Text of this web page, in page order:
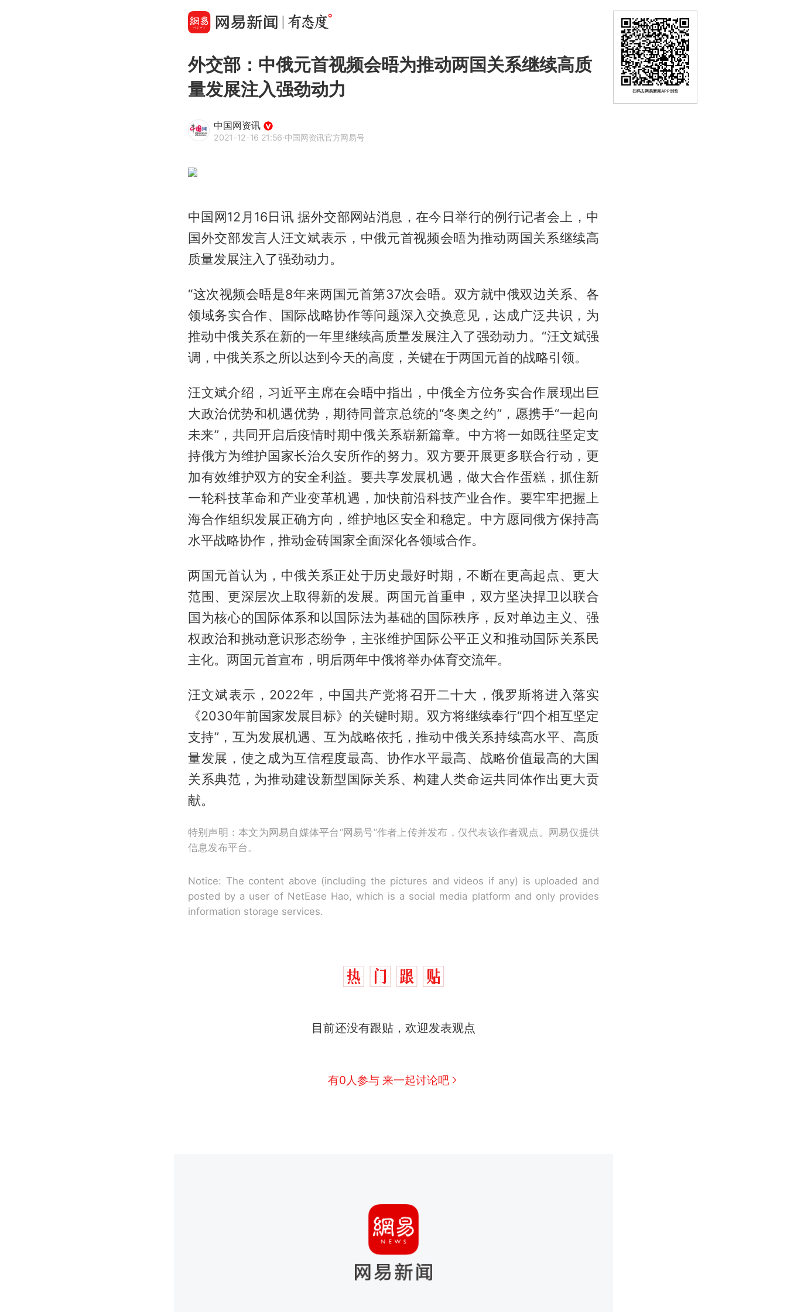
外交部：中俄元首视频会晤为推动两国关系继续高质
量发展注入强劲动力
中国网资讯
2021-12-16 21:56·中国网资讯官方网易号
中国网12月16日讯 据外交部网站消息，在今日举行的例行记者会上，中
国外交部发言人汪文斌表示，中俄元首视频会晤为推动两国关系继续高
质量发展注入了强劲动力。
“这次视频会晤是8年来两国元首第37次会晤。双方就中俄双边关系、各
领域务实合作、国际战略协作等问题深入交换意见，达成广泛共识，为
推动中俄关系在新的一年里继续高质量发展注入了强劲动力。“汪文斌强
调，中俄关系之所以达到今天的高度，关键在于两国元首的战略引领。
汪文斌介绍，习近平主席在会晤中指出，中俄全方位务实合作展现出巨
大政治优势和机遇优势，期待同普京总统的“冬奥之约”，愿携手“一起向
未来”，共同开启后疫情时期中俄关系崭新篇章。中方将一如既往坚定支
持俄方为维护国家长治久安所作的努力。双方要开展更多联合行动，更
加有效维护双方的安全利益。要共享发展机遇，做大合作蛋糕，抓住新
一轮科技革命和产业变革机遇，加快前沿科技产业合作。要牢牢把握上
海合作组织发展正确方向，维护地区安全和稳定。中方愿同俄方保持高
水平战略协作，推动金砖国家全面深化各领域合作。
两国元首认为，中俄关系正处于历史最好时期，不断在更高起点、更大
范围、更深层次上取得新的发展。两国元首重申，双方坚决捍卫以联合
国为核心的国际体系和以国际法为基础的国际秩序，反对单边主义、强
权政治和挑动意识形态纷争，主张维护国际公平正义和推动国际关系民
主化。两国元首宣布，明后两年中俄将举办体育交流年。
汪文斌表示，2022年，中国共产党将召开二十大，俄罗斯将进入落实
《2030年前国家发展目标》的关键时期。双方将继续奉行“四个相互坚定
支持”，互为发展机遇、互为战略依托，推动中俄关系持续高水平、高质
量发展，使之成为互信程度最高、协作水平最高、战略价值最高的大国
关系典范，为推动建设新型国际关系、构建人类命运共同体作出更大贡
献。
特别声明：本文为网易自媒体平台“网易号”作者上传并发布，仅代表该作者观点。网易仅提供
信息发布平台。
Notice: The content above (including the pictures and videos if any) is uploaded and
posted by a user of NetEase Hao, which is a social media platform and only provides
information storage services.
目前还没有跟贴，欢迎发表观点
有0人参与 来一起讨论吧
扫码去网易新闻APP浏览